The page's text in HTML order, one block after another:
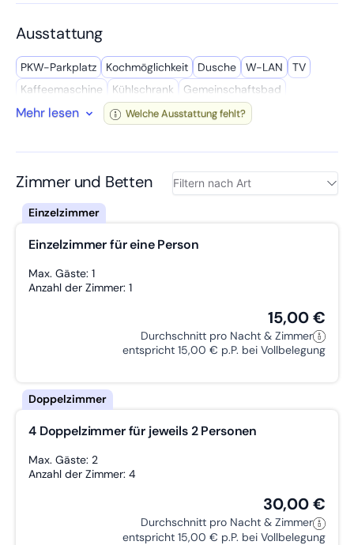
Ausstattung
PKW-Parkplatz Kochmöglich­keit Dusche W-LAN
TV
Kaffee­maschine
Kühl­schrank
Gemeinschafts­bad
Wasserkocher
Bettwäsche inkl. WC
Radio
Handtücher inkl.
Zustellbett möglich
Terrasse
Privates Bad
Grillmöglich­keit Mikro­welle Wasch­maschine
Mehr lesen Welche Ausstattung fehlt?
Zimmer und Betten
Einzelzimmer für eine Person
Max. Gäste: 1
Anzahl der Zimmer: 1
15,00 €
Durchschnitt pro Nacht & Zimmer
entspricht 15,00 € p.P. bei Vollbelegung
4 Doppelzimmer für jeweils 2 Personen
Max. Gäste: 2
Anzahl der Zimmer: 4
30,00 €
Durchschnitt pro Nacht & Zimmer
entspricht 15,00 € p.P. bei Vollbelegung